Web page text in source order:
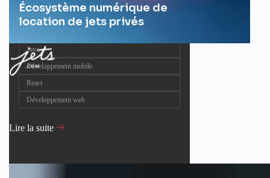
Écosystème numérique de
location de jets privés
Java
Développement mobile
React
Développement web
Lire la suite